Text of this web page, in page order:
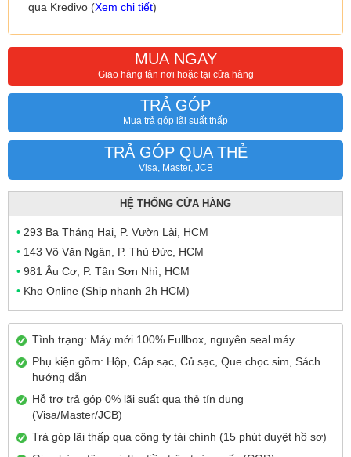
qua Kredivo (Xem chi tiết)
MUA NGAY
Giao hàng tận nơi hoặc tại cửa hàng
TRẢ GÓP
Mua trả góp lãi suất thấp
TRẢ GÓP QUA THẺ
Visa, Master, JCB
HỆ THỐNG CỬA HÀNG
• 293 Ba Tháng Hai, P. Vườn Lài, HCM
• 143 Võ Văn Ngân, P. Thủ Đức, HCM
• 981 Âu Cơ, P. Tân Sơn Nhì, HCM
• Kho Online (Ship nhanh 2h HCM)
Tình trạng: Máy mới 100% Fullbox, nguyên seal máy
Phụ kiện gồm: Hộp, Cáp sạc, Củ sạc, Que chọc sim, Sách
hướng dẫn
Hỗ trợ trả góp 0% lãi suất qua thẻ tín dụng
(Visa/Master/JCB)
Trả góp lãi thấp qua công ty tài chính (15 phút duyệt hồ sơ)